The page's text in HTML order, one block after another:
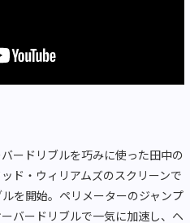
ードリブルを巧みに使った田中の
ド・ウィリアムズのスクリーンで
を開始。ペリメーターのジャンプ
バードリブルで一気に加速し、ヘ